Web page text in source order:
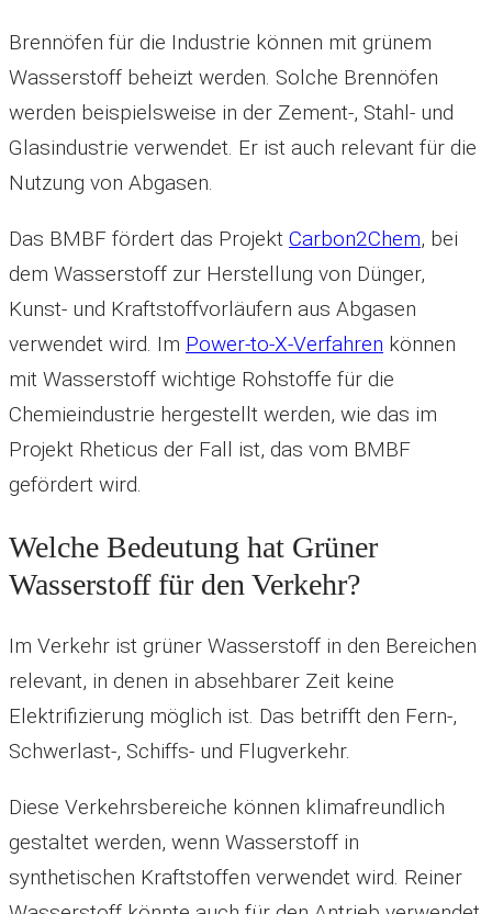
Brennöfen für die Industrie können mit grünem
Wasserstoff beheizt werden. Solche Brennöfen
werden beispielsweise in der Zement-, Stahl- und
Glasindustrie verwendet. Er ist auch relevant für die
Nutzung von Abgasen.
Das BMBF fördert das Projekt Carbon2Chem, bei
dem Wasserstoff zur Herstellung von Dünger,
Kunst- und Kraftstoffvorläufern aus Abgasen
verwendet wird. Im Power-to-X-Verfahren können
mit Wasserstoff wichtige Rohstoffe für die
Chemieindustrie hergestellt werden, wie das im
Projekt Rheticus der Fall ist, das vom BMBF
gefördert wird.
Welche Bedeutung hat Grüner
Wasserstoff für den Verkehr?
Im Verkehr ist grüner Wasserstoff in den Bereichen
relevant, in denen in absehbarer Zeit keine
Elektrifizierung möglich ist. Das betrifft den Fern-,
Schwerlast-, Schiffs- und Flugverkehr.
Diese Verkehrsbereiche können klimafreundlich
gestaltet werden, wenn Wasserstoff in
synthetischen Kraftstoffen verwendet wird. Reiner